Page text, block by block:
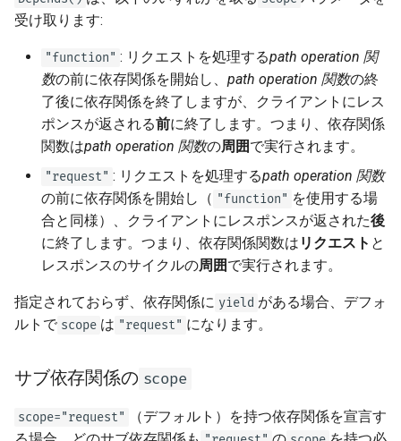
受け取ります:
"function" : リクエストを処理するpath operation 関
数の前に依存関係を開始し、 path operation 関数の終
了後に依存関係を終了しますが、クライアントにレス
ポンスが返される前に終了します。つまり、依存関係
関数はpath operation 関数の周囲で実行されます。
"request" : リクエストを処理するpath operation 関数
の前に依存関係を開始し（ "function" を使用する場
合と同様）、クライアントにレスポンスが返された後
に終了します。つまり、依存関係関数は リクエスト と
レスポンスのサイクルの周囲で実行されます。
指定されておらず、依存関係に yield がある場合、デフォ
ルトで scope は "request" になります。
サブ依存関係の scope
scope="request"
（デフォルト）を持つ依存関係を宣言す